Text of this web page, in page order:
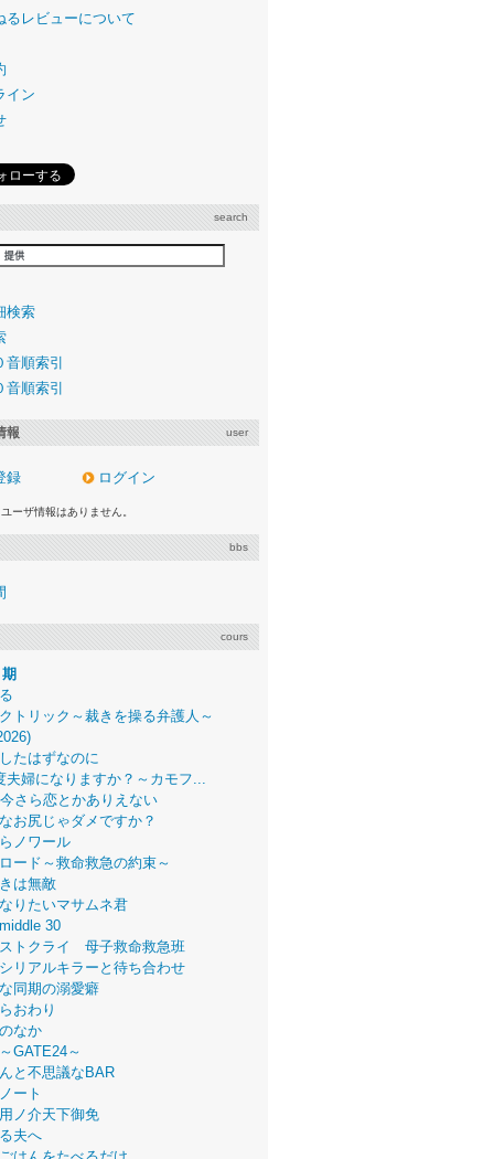
るレビューについて
イン
search
検索
順索引
順索引
報 user
録 ログイン
ーザ情報はありません。
bbs
cours
トリック～裁きを操る弁護人～
たはずなのに
夫婦になりますか？～カモフ...
さら恋とかありえない
お尻じゃダメですか？
ノワール
ード～救命救急の約束～
は無敵
りたいマサムネ君
30
トクライ 母子救命救急班
リアルキラーと待ち合わせ
同期の溺愛癖
おわり
なか
GATE24～
と不思議なBAR
ート
ノ介天下御免
夫へ